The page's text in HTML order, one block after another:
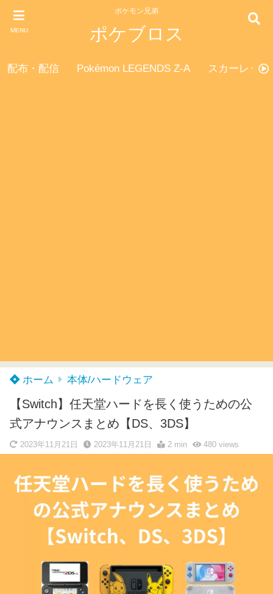
MENU
ポケモン兄弟
ポケブロス
配布・配信 Pokémon LEGENDS Z-A スカーレッ
ホーム 本体/ハードウェア
【Switch】任天堂ハードを長く使うための公
式アナウンスまとめ【DS、3DS】
2023年11月21日 2023年11月21日 2 min 480views